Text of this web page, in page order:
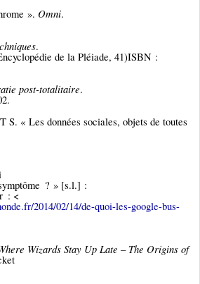
». Omni.
.
de la Pléiade, 41)ISBN :
post-totalitaire.
« Les données sociales, objets de toutes
? » [s.l.] :
: <
2014/02/14/de-quoi-les-google-bus-
Wizards Stay Up Late – The Origins of